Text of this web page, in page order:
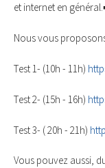
et internet en
Nous vous
Test 1- (10h - 11h)
Test 2- (15h - 16h)
Test 3- ( 20h - 21h)
Vous pouvez aussi,